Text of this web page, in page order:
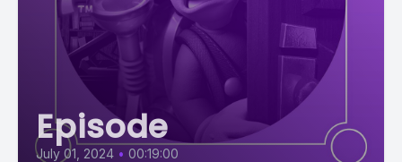
Episode
July 01, 2024 • 00:19:00